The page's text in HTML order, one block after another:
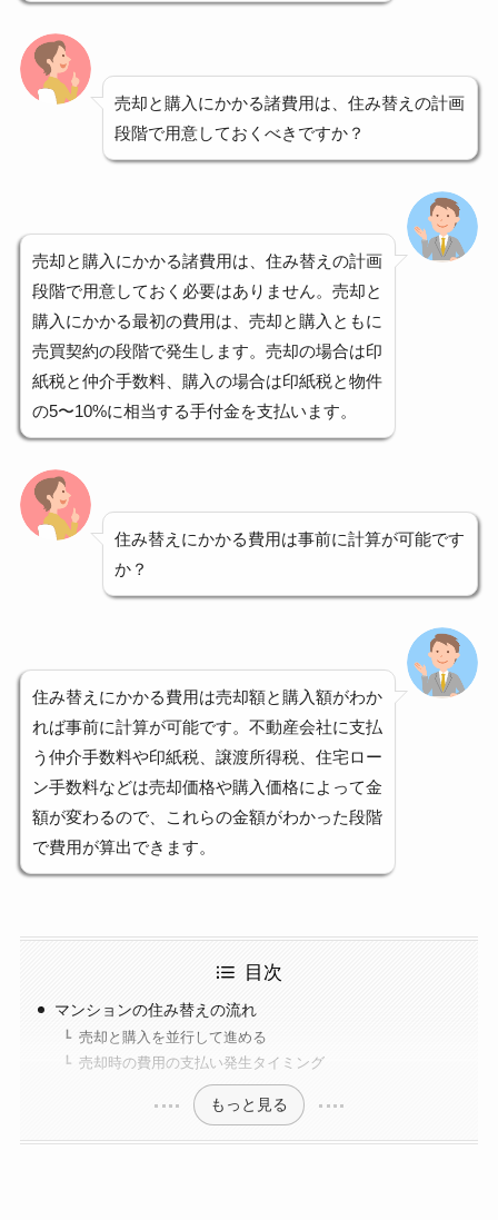
売却と購入にかかる諸費用は、住み替えの計画
段階で用意しておくべきですか？
売却と購入にかかる諸費用は、住み替えの計画
段階で用意しておく必要はありません。売却と
購入にかかる最初の費用は、売却と購入ともに
売買契約の段階で発生します。売却の場合は印
紙税と仲介手数料、購入の場合は印紙税と物件
の5〜10%に相当する手付金を支払います。
住み替えにかかる費用は事前に計算が可能です
か？
住み替えにかかる費用は売却額と購入額がわか
れば事前に計算が可能です。不動産会社に支払
う仲介手数料や印紙税、譲渡所得税、住宅ロー
ン手数料などは売却価格や購入価格によって金
額が変わるので、これらの金額がわかった段階
で費用が算出できます。
目次
マンションの住み替えの流れ
売却と購入を並行して進める
売却時の費用の支払い発生タイミング
もっと見る